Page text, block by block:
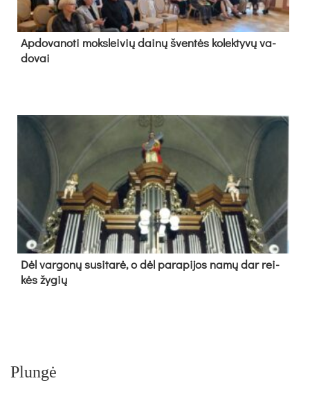
Ap­do­va­no­ti moks­lei­vių dai­nų šven­tės ko­lek­ty­vų va­
do­vai
Dėl var­go­nų su­si­ta­rė, o dėl pa­ra­pi­jos na­mų dar rei­
kės žy­gių
Plungė